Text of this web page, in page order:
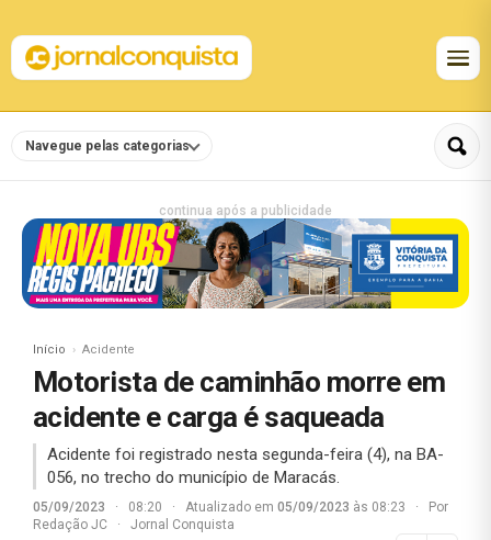
Navegue pelas categorias
continua após a publicidade
Início Acidente
Motorista de caminhão morre em
acidente e carga é saqueada
Acidente foi registrado nesta segunda-feira (4), na BA-
056, no trecho do município de Maracás.
05/09/2023 · 08:20 · Atualizado em 05/09/2023 às 08:23 ·
Por
Redação JC
· Jornal Conquista